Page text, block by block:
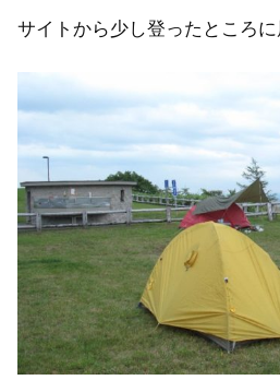
サイトから少し登ったところに